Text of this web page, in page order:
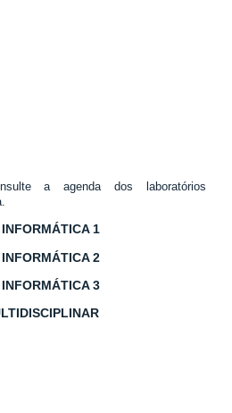
a agenda dos laboratórios
1
2
3